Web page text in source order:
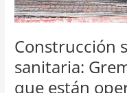
Construcción
sanitaria:
que están
que
están
operando
en
zonas
con